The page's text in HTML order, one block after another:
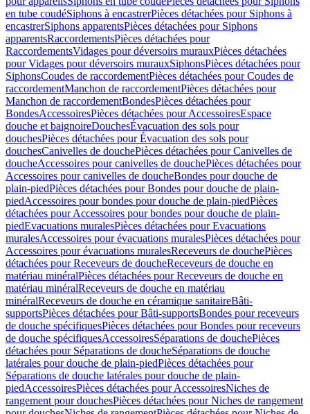
en tube coudéSiphons à encastrerPièces détachées pour Siphons à
encastrerSiphons apparentsPièces détachées pour Siphons
apparentsRaccordementsPièces détachées pour
RaccordementsVidages pour déversoirs murauxPièces détachées
pour Vidages pour déversoirs murauxSiphonsPièces détachées pour
SiphonsCoudes de raccordementPièces détachées pour Coudes de
raccordementManchon de raccordementPièces détachées pour
Manchon de raccordementBondesPièces détachées pour
BondesAccessoiresPièces détachées pour AccessoiresEspace
douche et baignoireDouchesÉvacuation des sols pour
douchesPièces détachées pour Évacuation des sols pour
douchesCanivelles de douchePièces détachées pour Canivelles de
doucheAccessoires pour canivelles de douchePièces détachées pour
Accessoires pour canivelles de doucheBondes pour douche de
plain-piedPièces détachées pour Bondes pour douche de plain-
piedAccessoires pour bondes pour douche de plain-piedPièces
détachées pour Accessoires pour bondes pour douche de plain-
piedEvacuations muralesPièces détachées pour Evacuations
muralesAccessoires pour évacuations muralesPièces détachées pour
Accessoires pour évacuations muralesReceveurs de douchePièces
détachées pour Receveurs de doucheReceveurs de douche en
matériau minéralPièces détachées pour Receveurs de douche en
matériau minéralReceveurs de douche en matériau
minéralReceveurs de douche en céramique sanitaireBâti-
supportsPièces détachées pour Bâti-supportsBondes pour receveurs
de douche spécifiquesPièces détachées pour Bondes pour receveurs
de douche spécifiquesAccessoiresSéparations de douchePièces
détachées pour Séparations de doucheSéparations de douche
latérales pour douche de plain-piedPièces détachées pour
Séparations de douche latérales pour douche de plain-
piedAccessoiresPièces détachées pour AccessoiresNiches de
rangement pour douchesPièces détachées pour Niches de rangement